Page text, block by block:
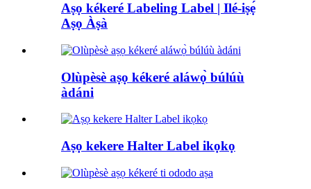
Aṣọ kékeré Labeling Label | Ilé-iṣẹ́
Aṣọ Àṣà
Olùpèsè aṣọ kékeré aláwọ̀ búlúù
àdáni
Aṣọ kekere Halter Label ikọkọ